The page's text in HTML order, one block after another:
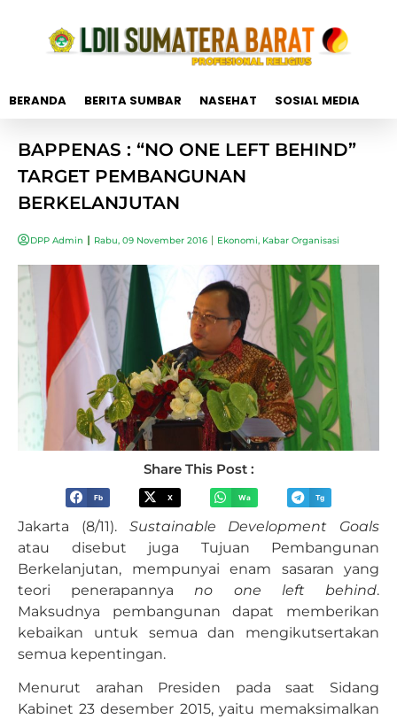
BERANDA BERITA SUMBAR NASEHAT SOSIAL MEDIA
BAPPENAS : “NO ONE LEFT BEHIND”
TARGET PEMBANGUNAN
BERKELANJUTAN
DPP Admin Rabu, 09 November 2016 Ekonomi, Kabar Organisasi
Share This Post :
Fb X Wa Tg
Jakarta (8/11). Sustainable Development Goals
atau disebut juga Tujuan Pembangunan
Berkelanjutan, mempunyai enam sasaran yang
teori penerapannya no one left behind.
Maksudnya pembangunan dapat memberikan
kebaikan untuk semua dan mengikutsertakan
semua kepentingan.
Menurut arahan Presiden pada saat Sidang
Kabinet 23 desember 2015, yaitu memaksimalkan